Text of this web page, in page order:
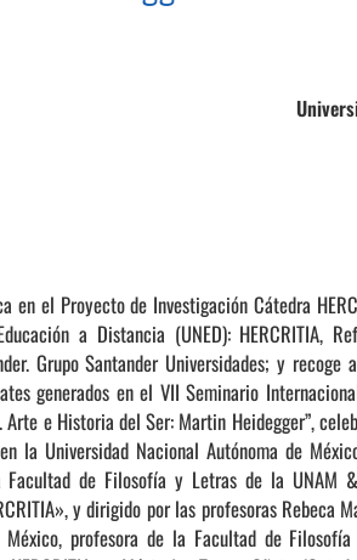
en el Proyecto de Investigación Cátedra
a Distancia (UNED): HERCRITIA,
Grupo Santander Universidades; y
generados en el VII Seminario
Arte e Historia del Ser: Martin Heidegger”,
la Universidad Nacional Autónoma de
de Filosofía y Letras de la UNAM
y dirigido por las profesoras Rebeca
profesora de la Facultad de